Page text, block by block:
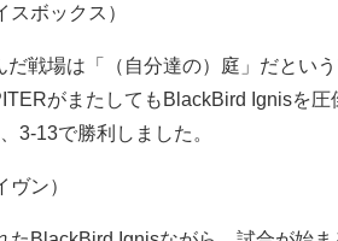
スボックス）
だ戦場は「（自分達の）庭」だという
がまたしても BlackBird Ignisを圧
3-13で勝利しました。
ヴン）